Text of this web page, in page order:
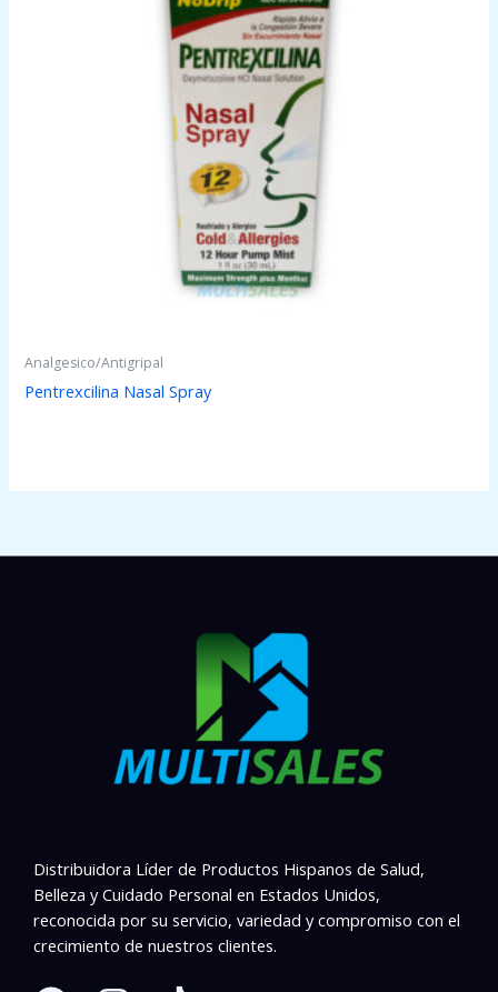
Analgesico/Antigripal
Pentrexcilina Nasal Spray
Distribuidora Líder de Productos Hispanos de Salud,
Belleza y Cuidado Personal en Estados Unidos,
reconocida por su servicio, variedad y compromiso con el
crecimiento de nuestros clientes.